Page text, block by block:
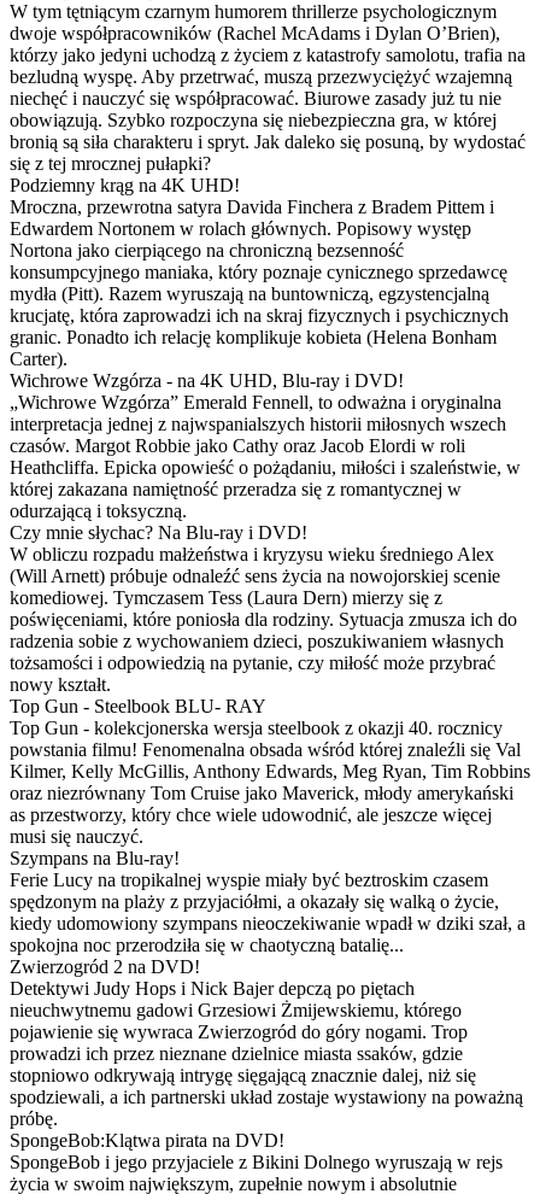
W tym tętniącym czarnym humorem thrillerze psychologicznym
dwoje współpracowników (Rachel McAdams i Dylan O’Brien),
którzy jako jedyni uchodzą z życiem z katastrofy samolotu, trafia na
bezludną wyspę. Aby przetrwać, muszą przezwyciężyć wzajemną
niechęć i nauczyć się współpracować. Biurowe zasady już tu nie
obowiązują. Szybko rozpoczyna się niebezpieczna gra, w której
bronią są siła charakteru i spryt. Jak daleko się posuną, by wydostać
się z tej mrocznej pułapki?
Podziemny krąg na 4K UHD!
Mroczna, przewrotna satyra Davida Finchera z Bradem Pittem i
Edwardem Nortonem w rolach głównych. Popisowy występ
Nortona jako cierpiącego na chroniczną bezsenność
konsumpcyjnego maniaka, który poznaje cynicznego sprzedawcę
mydła (Pitt). Razem wyruszają na buntowniczą, egzystencjalną
krucjatę, która zaprowadzi ich na skraj fizycznych i psychicznych
granic. Ponadto ich relację komplikuje kobieta (Helena Bonham
Carter).
Wichrowe Wzgórza - na 4K UHD, Blu-ray i DVD!
„Wichrowe Wzgórza” Emerald Fennell, to odważna i oryginalna
interpretacja jednej z najwspanialszych historii miłosnych wszech
czasów. Margot Robbie jako Cathy oraz Jacob Elordi w roli
Heathcliffa. Epicka opowieść o pożądaniu, miłości i szaleństwie, w
której zakazana namiętność przeradza się z romantycznej w
odurzającą i toksyczną.
Czy mnie słychac? Na Blu-ray i DVD!
W obliczu rozpadu małżeństwa i kryzysu wieku średniego Alex
(Will Arnett) próbuje odnaleźć sens życia na nowojorskiej scenie
komediowej. Tymczasem Tess (Laura Dern) mierzy się z
poświęceniami, które poniosła dla rodziny. Sytuacja zmusza ich do
radzenia sobie z wychowaniem dzieci, poszukiwaniem własnych
tożsamości i odpowiedzią na pytanie, czy miłość może przybrać
nowy kształt.
Top Gun - Steelbook BLU- RAY
Top Gun - kolekcjonerska wersja steelbook z okazji 40. rocznicy
powstania filmu! Fenomenalna obsada wśród której znaleźli się Val
Kilmer, Kelly McGillis, Anthony Edwards, Meg Ryan, Tim Robbins
oraz niezrównany Tom Cruise jako Maverick, młody amerykański
as przestworzy, który chce wiele udowodnić, ale jeszcze więcej
musi się nauczyć.
Szympans na Blu-ray!
Ferie Lucy na tropikalnej wyspie miały być beztroskim czasem
spędzonym na plaży z przyjaciółmi, a okazały się walką o życie,
kiedy udomowiony szympans nieoczekiwanie wpadł w dziki szał, a
spokojna noc przerodziła się w chaotyczną batalię...
Zwierzogród 2 na DVD!
Detektywi Judy Hops i Nick Bajer depczą po piętach
nieuchwytnemu gadowi Grzesiowi Żmijewskiemu, którego
pojawienie się wywraca Zwierzogród do góry nogami. Trop
prowadzi ich przez nieznane dzielnice miasta ssaków, gdzie
stopniowo odkrywają intrygę sięgającą znacznie dalej, niż się
spodziewali, a ich partnerski układ zostaje wystawiony na poważną
próbę.
SpongeBob:Klątwa pirata na DVD!
SpongeBob i jego przyjaciele z Bikini Dolnego wyruszają w rejs
życia w swoim największym, zupełnie nowym i absolutnie